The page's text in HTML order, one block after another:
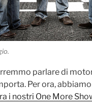
parlare di
Per ora,
i nostri One More